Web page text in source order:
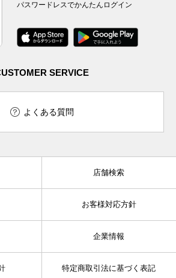
パスワードレスでかんたんログイン
SERVICE
よくある質問
店舗検索
お客様対応方針
企業情報
特定商取引法に基づく表記